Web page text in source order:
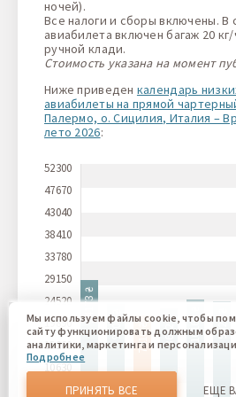
ночей).
Все налоги и сборы включены. В
авиабилета включен багаж 20
ручной клади.
Стоимость указана на момент
Ниже приведен календарь
авиабилеты на прямой
Палермо, о. Сицилия, Италия –
лето 2026:
52300
47670
43040
38410
33780
29150
24520
19890
15260
10630
6000
14173 ₴
9708 ₴ 7416 ₴ 8622 ₴ 10160 ₴ 9828 ₴
Мы используем файлы cookie, чтобы
сайту функционировать должным
аналитики, маркетинга и
который вы видите. Файлы cookies
отличать Вас от других пользователей
Соглашаясь, вы соглашаетесь на
Подробнее
ПРИНЯТЬ ВСЕ ЕЩЕ